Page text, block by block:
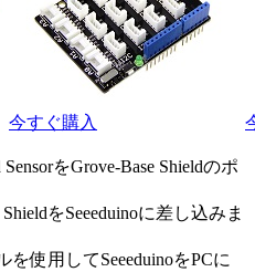
今すぐ購入
SensorをGrove-Base Shieldのポ
ShieldをSeeeduinoに差し込みま
を使用してSeeeduinoをPCに